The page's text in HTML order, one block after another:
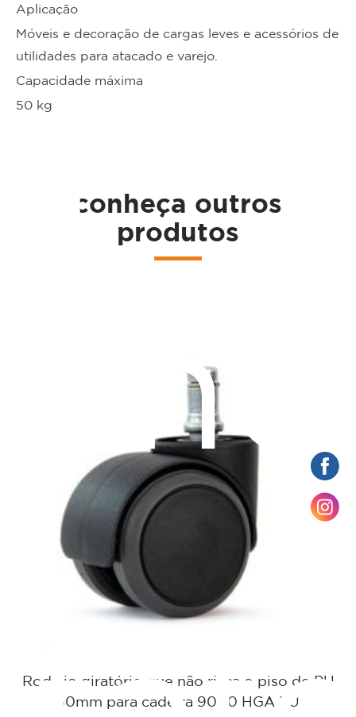
Aplicação
Móveis e decoração de cargas leves e acessórios de
utilidades para atacado e varejo.
Capacidade máxima
50 kg
conheça outros
produtos
Rodízio giratório que não risca o piso de PU
50mm para cadeira 9000 HGA PU